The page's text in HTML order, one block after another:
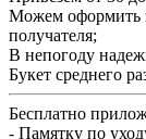
Можем оформить
получателя;
В непогоду
Букет среднего
Бесплатно
- Памятку по